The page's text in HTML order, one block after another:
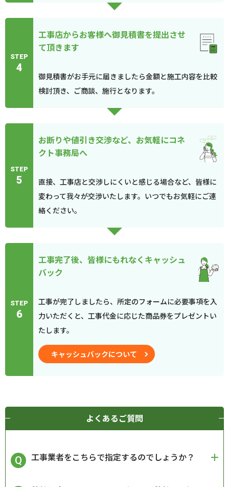
STEP
4
工事店からお客様へ御見積書を提出させ
て頂きます
御見積書がお手元に届きましたら金額と施工内容を比較
検討頂き、ご商談、施行となります。
STEP
5
お断りや値引き交渉など、お気軽にコネ
クト事務局へ
直接、工事店と交渉しにくいと感じる場合など、皆様に
変わって我々が交渉いたします。いつでもお気軽にご連
絡ください。
STEP
6
工事完了後、皆様にもれなくキャッシュ
バック
工事が完了しましたら、所定のフォームに必要事項を入
力いただくと、工事代金に応じた商品券をプレゼントい
たします。
キャッシュバックについて
よくあるご質問
工事業者をこちらで指定するのでしょうか？